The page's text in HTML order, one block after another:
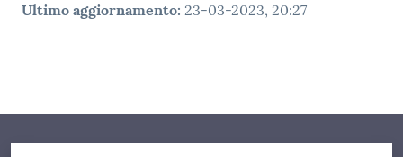
Ultimo aggiornamento: 23-03-2023, 20:27